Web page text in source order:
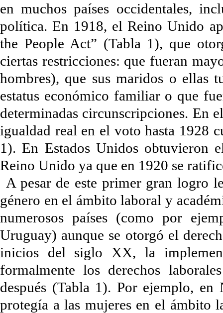
en muchos países occidentales,
política. En 1918, el Reino Unido
the People Act” (Tabla 1), que
ciertas restricciones: que fueran
hombres), que sus maridos o ellas
estatus económico familiar o que
determinadas circunscripciones. En
igualdad real en el voto hasta 1928
1). En Estados Unidos obtuvieron
Reino Unido ya que en 1920 se
A pesar de este primer gran logro
género en el ámbito laboral y
numerosos países (como por
Uruguay) aunque se otorgó el
inicios del siglo XX, la
formalmente los derechos
después (Tabla 1). Por ejemplo,
protegía a las mujeres en el ámbito